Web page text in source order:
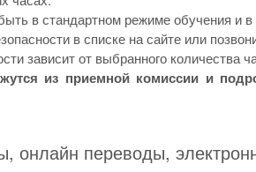
в стандартном режиме обучения и в
в списке на сайте или
зависит от выбранного количества
из приемной комиссии и
онлайн переводы,